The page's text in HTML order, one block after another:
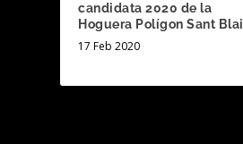
candidata 2020 de la
Hoguera Polígon Sant Blai
17 Feb 2020